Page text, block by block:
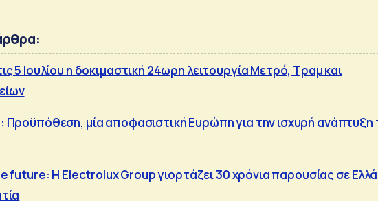
5 Ιουλίου η δοκιμαστική 24ωρη λειτουργία Μετρό, Τραμ και
Προϋπόθεση, μία αποφασιστική Ευρώπη για την ισχυρή ανάπτυξη
future: Η Electrolux Group γιορτάζει 30 χρόνια παρουσίας σε